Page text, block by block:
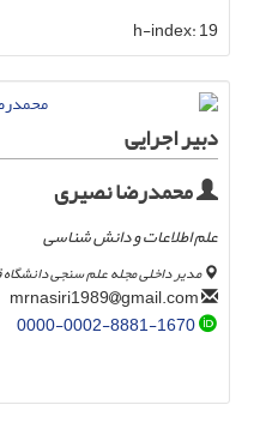
h-index:19
دبیر اجرایی
محمدرضا نصیری
علم اطلاعات و دانش شناسی
مدیر داخلی مجله علم سنجی
gmail.com
0000-0002-8881-1670